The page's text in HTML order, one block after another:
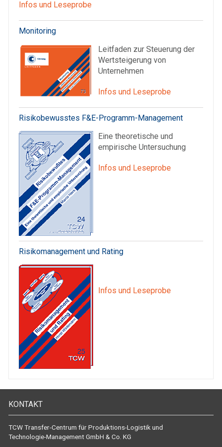
Infos und Leseprobe
Monitoring
Leitfaden zur Steuerung der
Wertsteigerung von
Unternehmen
Infos und Leseprobe
Risikobewusstes F&E-Programm-Management
Eine theoretische und
empirische Untersuchung
Infos und Leseprobe
Risikomanagement und Rating
Infos und Leseprobe
KONTAKT
TCW Transfer-Centrum für Produktions-Logistik und
Technologie-Management GmbH & Co. KG